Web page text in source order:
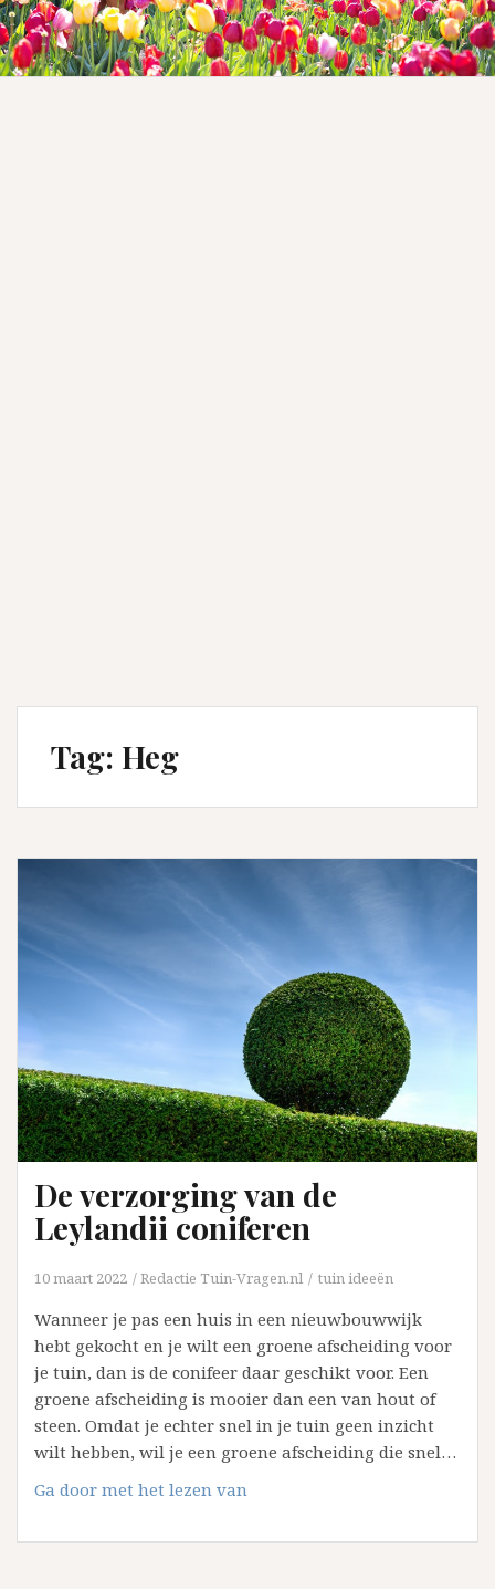
Tag: Heg
De verzorging van de
Leylandii coniferen
10 maart 2022 Redactie Tuin-Vragen.nl tuin ideeën
Wanneer je pas een huis in een nieuwbouwwijk
hebt gekocht en je wilt een groene afscheiding voor
je tuin, dan is de conifeer daar geschikt voor. Een
groene afscheiding is mooier dan een van hout of
steen. Omdat je echter snel in je tuin geen inzicht
wilt hebben, wil je een groene afscheiding die snel…
Ga door met het lezen van
van